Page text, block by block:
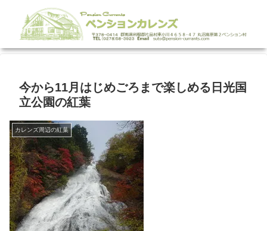
今から11月はじめごろまで楽しめる日光国
立公園の紅葉
カレンズ周辺の紅葉